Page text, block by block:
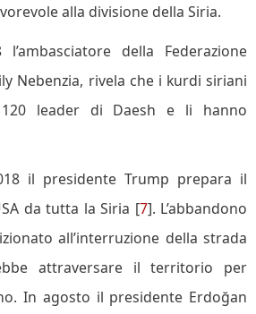
alla divisione della Siria.
della Federazione
Nebenzia, rivela che i kurdi siriani
leader di Daesh e li hanno
il presidente Trump prepara il
da tutta la Siria [7]. L’abbandono
all’interruzione della strada
attraversare il territorio per
In agosto il presidente Erdoğan